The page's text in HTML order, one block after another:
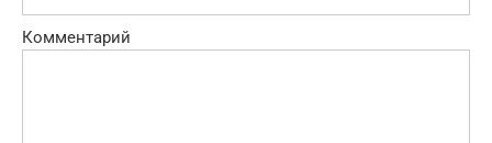
Комментарий